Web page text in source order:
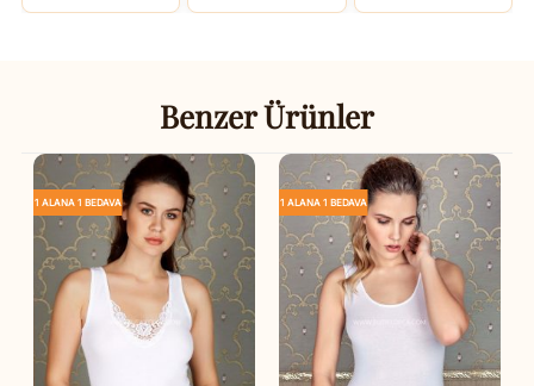
Benzer Ürünler
1 ALANA 1 BEDAVA 1 ALANA 1 BEDAVA